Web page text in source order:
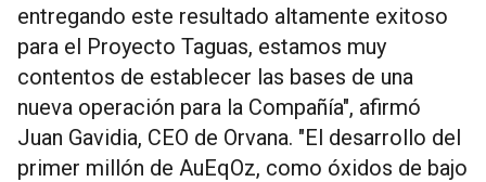
entregando este resultado altamente exitoso
para el Proyecto Taguas, estamos muy
contentos de establecer las bases de una
nueva operación para la Compañía", afirmó
Juan Gavidia, CEO de Orvana. "El desarrollo del
primer millón de AuEqOz, como óxidos de bajo